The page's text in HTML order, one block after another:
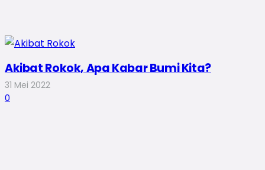
Akibat Rokok, Apa Kabar Bumi Kita?
31 Mei 2022
0